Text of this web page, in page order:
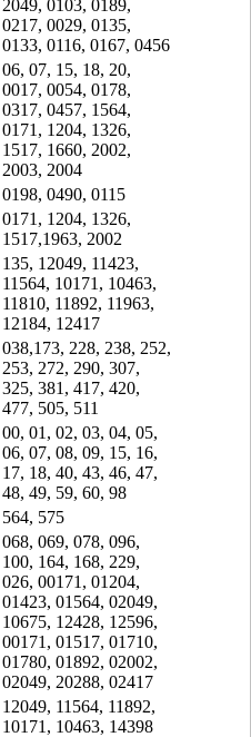
2049, 0103, 0189,
0217, 0029, 0135,
0133, 0116, 0167, 0456
06, 07, 15, 18, 20,
0017, 0054, 0178,
0317, 0457, 1564,
0171, 1204, 1326,
1517, 1660, 2002,
2003, 2004
0198, 0490, 0115
0171, 1204, 1326,
1517,1963, 2002
135, 12049, 11423,
11564, 10171, 10463,
11810, 11892, 11963,
12184, 12417
038,173, 228, 238, 252,
253, 272, 290, 307,
325, 381, 417, 420,
477, 505, 511
00, 01, 02, 03, 04, 05,
06, 07, 08, 09, 15, 16,
17, 18, 40, 43, 46, 47,
48, 49, 59, 60, 98
564, 575
068, 069, 078, 096,
100, 164, 168, 229,
026, 00171, 01204,
01423, 01564, 02049,
10675, 12428, 12596,
00171, 01517, 01710,
01780, 01892, 02002,
02049, 20288, 02417
12049, 11564, 11892,
10171, 10463, 14398